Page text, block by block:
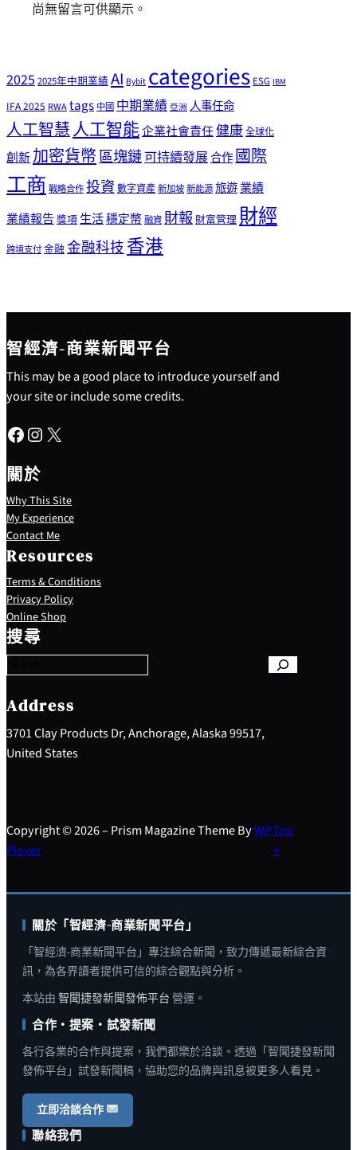
尚無留言可供顯示。
2025 2025年中期業績AI Bybitcategories ESG IBM
IFA 2025 RWAtags 中國 中期業績 亞洲 人事任命
人工智慧人工智能企業社會責任健康全球化
創新加密貨幣區塊鏈可持續發展合作國際
工商 戰略合作投資數字資產新加坡新能源旅遊業績
業績報告 獎項生活穩定幣融資 財報 財富管理 財經
跨境支付金融 金融科技 香港
智經濟-商業新聞平台
This may be a good place to introduce yourself and
your site or include some credits.
Facebook Instagram X
關於
Why This Site
My Experience
Contact Me
Resources
Terms & Conditions
Privacy Policy
Online Shop
搜尋
S
e
a
c
h
Address
3701 Clay Products Dr, Anchorage, Alaska 99517,
United States
Copyright © 2026 – Prism Magazine Theme ByWP
Plover
Top
↑
關於「智經濟-商業新聞平台」
「智經濟-商業新聞平台」專注綜合新聞，致力傳遞最新綜合資
訊，為各界讀者提供可信的綜合觀點與分析。
本站由 智聞捷發新聞發佈平台 營運。
合作・提案・試發新聞
各行各業的合作與提案，我們都樂於洽談。透過「智聞捷發新聞
發佈平台」試發新聞稿，協助您的品牌與訊息被更多人看見。
立即洽談合作
聯絡我們